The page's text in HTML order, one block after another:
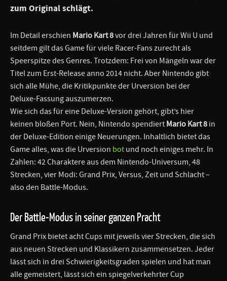
zum Original schlägt.
Im Detail erschien Mario Kart 8vor drei Jahren für Wii U und
seitdem gilt das Game für viele Racer-Fans zurecht als
Speerspitze des Genres. Trotzdem: Frei von Mängeln war der
Titel zum Erst-Release anno 2014 nicht. Aber Nintendo gibt
sich alle Mühe, die Kritikpunkte der Urversion bei der
Deluxe-Fassung auszumerzen.
Wie sich das für eine Deluxe-Version gehört, gibt’s hier
keinen bloßen Port. Nein, Nintendo spendiert Mario Kart 8 in
der Deluxe-Edition einige Neuerungen. Inhaltlich bietet das
Game alles, was die Urversion bot und noch einiges mehr. In
Zahlen: 42 Charaktere aus dem Nintendo-Universum, 48
Strecken, vier Modi: Grand Prix, Versus, Zeit und Schlacht –
also den Battle-Modus.
Der Battle-Modus in seiner ganzen Pracht
Grand Prix bietet acht Cups mit jeweils vier Strecken, die sich
aus neuen Strecken und Klassikern zusammensetzen. Jeder
lässt sich in drei Schwierigkeitsgraden spielen und hat man
alle gemeistert, lässt sich ein spiegelverkehrter Cup